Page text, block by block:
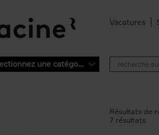
Vacatures
Sélectionnez une catégorie
Résultats de
7 résultats